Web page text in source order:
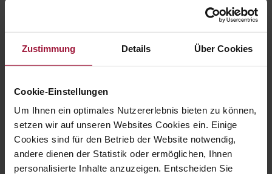
Zustimmung Details Über Cookies
Cookie-Einstellungen
Um Ihnen ein optimales Nutzererlebnis bieten zu können,
setzen wir auf unseren Websites Cookies ein. Einige
Cookies sind für den Betrieb der Website notwendig,
andere dienen der Statistik oder ermöglichen, Ihnen
personalisierte Inhalte anzuzeigen. Entscheiden Sie
Frankfurt am Main hat uns 6 x mit GOLD für die
Qualität unserer Bio-Produkte ausgezeichnet.
Diese Auszeichnung ist ein klarer Beweis für die
konstante Produktqualität unseres
auf höchstem...
Hubers Landhendl GmbH